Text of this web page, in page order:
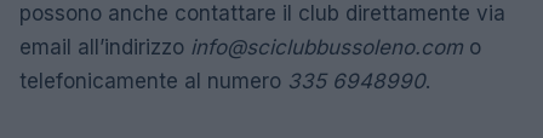
possono anche contattare il club direttamente via
email all’indirizzo info@sciclubbussoleno.com o
telefonicamente al numero 335 6948990.